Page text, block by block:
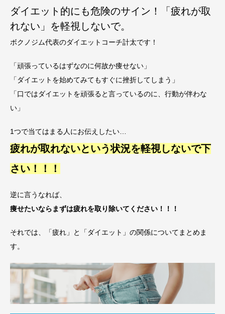
ダイエット的にも危険のサイン！「疲れが取
れない」を軽視しないで。
ボクノジム代表のダイエットコーチ計太です！
「頑張っているはずなのに何故か痩せない」
「ダイエットを始めてみてもすぐに挫折してしまう」
「口ではダイエットを頑張ると言っているのに、行動が伴わな
い」
1つで当てはまる人にお伝えしたい…
疲れが取れないという状況を軽視しないで下
さい！！！
逆に言うなれば、
痩せたいならまずは疲れを取り除いてください！！！
それでは、「疲れ」と「ダイエット」の関係についてまとめま
す。